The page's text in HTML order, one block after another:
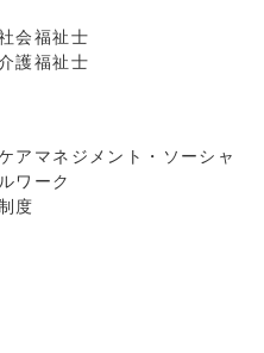
会福祉士
護福祉士
アマネジメント・ソーシャ
ルワーク
度